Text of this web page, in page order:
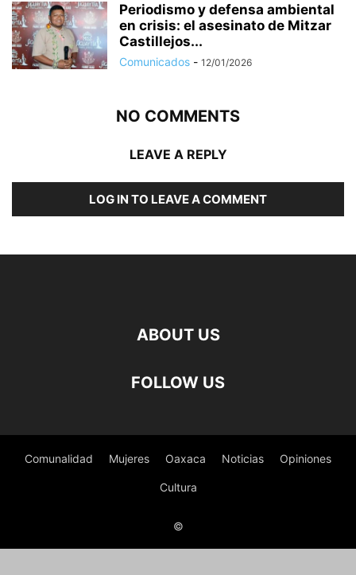
Periodismo y defensa ambiental
en crisis: el asesinato de Mitzar
Castillejos...
Comunicados - 12/01/2026
NO COMMENTS
LEAVE A REPLY
LOG IN TO LEAVE A COMMENT
ABOUT US
FOLLOW US
Comunalidad Mujeres Oaxaca Noticias Opiniones
Cultura
©